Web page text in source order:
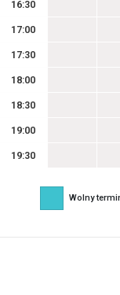
16:30
17:00
17:30
18:00
18:30
19:00
19:30
Wolny